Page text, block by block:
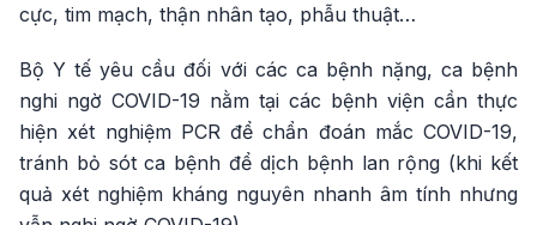
cực, tim mạch, thận nhân tạo, phẫu thuật…
Bộ Y tế yêu cầu đối với các ca bệnh nặng, ca bệnh
nghi ngờ COVID-19 nằm tại các bệnh viện cần thực
hiện xét nghiệm PCR để chẩn đoán mắc COVID-19,
tránh bỏ sót ca bệnh để dịch bệnh lan rộng (khi kết
quả xét nghiệm kháng nguyên nhanh âm tính nhưng